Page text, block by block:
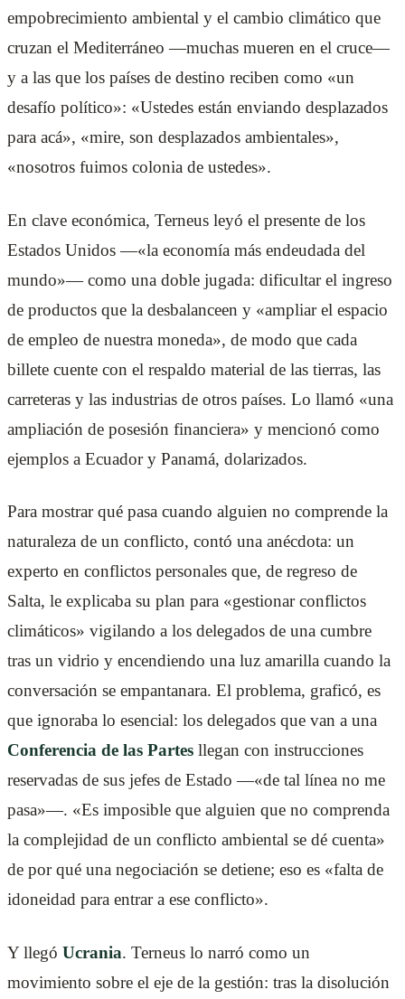
empobrecimiento ambiental y el cambio climático que
cruzan el Mediterráneo —muchas mueren en el cruce—
y a las que los países de destino reciben como «un
desafío político»: «Ustedes están enviando desplazados
para acá», «mire, son desplazados ambientales»,
«nosotros fuimos colonia de ustedes».
En clave económica, Terneus leyó el presente de los
Estados Unidos —«la economía más endeudada del
mundo»— como una doble jugada: dificultar el ingreso
de productos que la desbalanceen y «ampliar el espacio
de empleo de nuestra moneda», de modo que cada
billete cuente con el respaldo material de las tierras, las
carreteras y las industrias de otros países. Lo llamó «una
ampliación de posesión financiera» y mencionó como
ejemplos a Ecuador y Panamá, dolarizados.
Para mostrar qué pasa cuando alguien no comprende la
naturaleza de un conflicto, contó una anécdota: un
experto en conflictos personales que, de regreso de
Salta, le explicaba su plan para «gestionar conflictos
climáticos» vigilando a los delegados de una cumbre
tras un vidrio y encendiendo una luz amarilla cuando la
conversación se empantanara. El problema, graficó, es
que ignoraba lo esencial: los delegados que van a una
Conferencia de las Partes llegan con instrucciones
reservadas de sus jefes de Estado —«de tal línea no me
pasa»—. «Es imposible que alguien que no comprenda
la complejidad de un conflicto ambiental se dé cuenta»
de por qué una negociación se detiene; eso es «falta de
idoneidad para entrar a ese conflicto».
Y llegó Ucrania. Terneus lo narró como un
movimiento sobre el eje de la gestión: tras la disolución